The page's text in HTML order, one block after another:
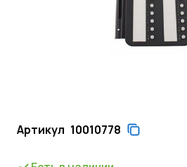
Артикул 10010778